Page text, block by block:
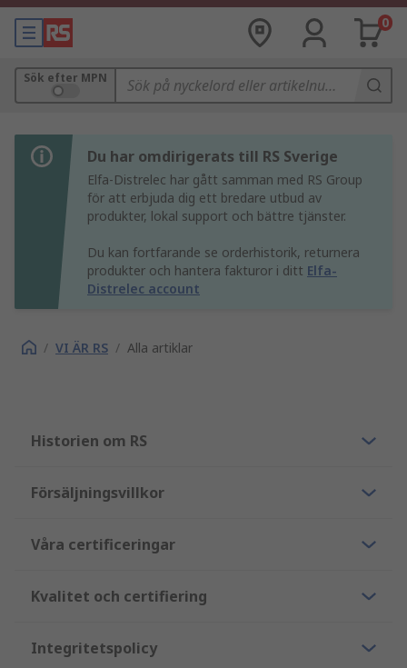
0
Sök efter MPN
Du har omdirigerats till RS Sverige
Elfa-Distrelec har gått samman med RS Group
för att erbjuda dig ett bredare utbud av
produkter, lokal support och bättre tjänster.
Du kan fortfarande se orderhistorik, returnera
produkter och hantera fakturor i ditt Elfa-
Distrelec account
/ VI ÄR RS / Alla artiklar
Historien om RS
Försäljningsvillkor
Våra certificeringar
Kvalitet och certifiering
Integritetspolicy